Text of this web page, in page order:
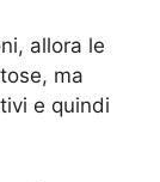
allora le
ma
e quindi